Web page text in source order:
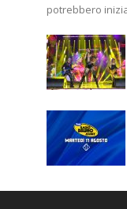
potrebbero